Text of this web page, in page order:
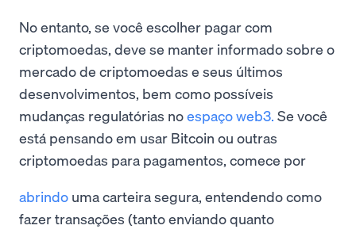
No entanto, se você escolher pagar com
criptomoedas, deve se manter informado sobre o
mercado de criptomoedas e seus últimos
desenvolvimentos, bem como possíveis
mudanças regulatórias noespaço web3. Se você
está pensando em usar Bitcoin ou outras
criptomoedas para pagamentos, comece por
abrindo uma carteira segura, entendendo como
fazer transações (tanto enviando quanto